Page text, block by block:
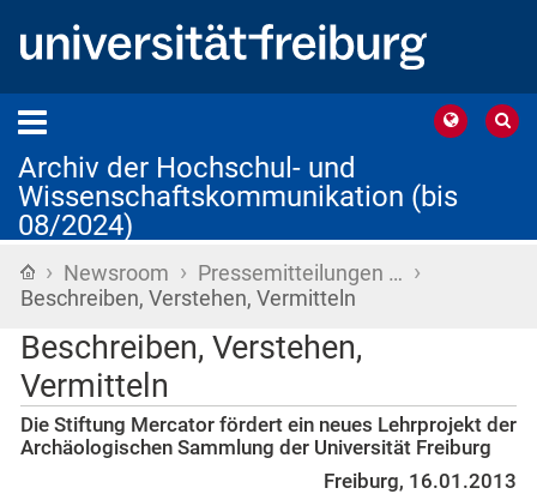
Archiv der Hochschul- und
Wissenschaftskommunikation (bis
08/2024)
Startseite
› Newsroom › Pressemitteilungen … ›
Beschreiben, Verstehen, Vermitteln
Beschreiben, Verstehen,
Vermitteln
Die Stiftung Mercator fördert ein neues Lehrprojekt der
Archäologischen Sammlung der Universität Freiburg
Freiburg, 16.01.2013